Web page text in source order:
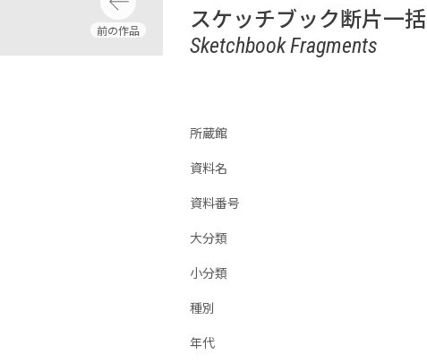
スケッチブック断片一括
Sketchbook Fragments
所蔵館
資料名
資料番号
大分類
小分類
種別
年代